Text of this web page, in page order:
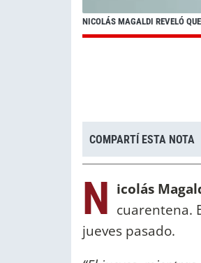
NICOLÁS MAGALDI REVELÓ
COMPARTÍ ESTA NOTA
N icolás
cuarentena.
jueves pasado.